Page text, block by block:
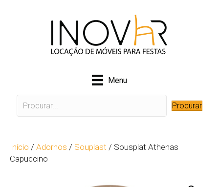
Menu
Procurar
Início / Adornos / Souplast / Sousplat Athenas
Capuccino